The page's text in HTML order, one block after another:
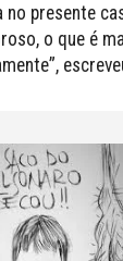
no presente
o que é